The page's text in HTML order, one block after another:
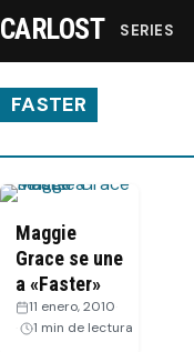
Streaming
Recomendaciones
CARLOST SERIES
FASTER
Maggie
Grace se une
a «Faster»
11 enero, 2010
1 min de lectura